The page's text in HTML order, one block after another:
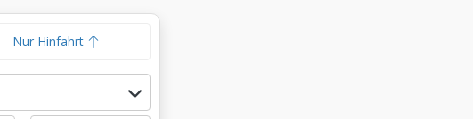
Nur Hinfahrt